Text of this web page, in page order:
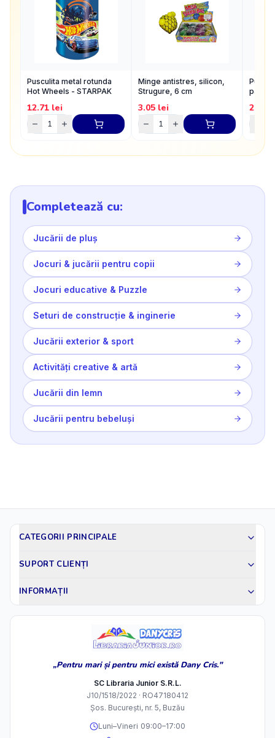
Pusculita metal rotunda
Hot Wheels - STARPAK
12.71 lei
Minge antistres, silicon,
Strugure, 6 cm
3.05 lei 20.23
Completează cu:
Jucării de pluș
Jocuri & jucării pentru copii
Jocuri educative & Puzzle
Seturi de construcție & inginerie
Jucării exterior & sport
Activități creative & artă
Jucării din lemn
Jucării pentru bebeluși
CATEGORII PRINCIPALE
SUPORT CLIENȚI
INFORMAȚII
„Pentru mari și pentru mici există Dany Cris."
SC Libraria Junior S.R.L.
J10/1518/2022 · RO47180412
Șos. București, nr. 5, Buzău
Luni–Vineri 09:00–17:00